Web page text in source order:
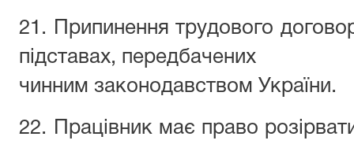
21. Припинення трудового
підставах, передбачених
чинним законодавством України.
22. Працівник має право